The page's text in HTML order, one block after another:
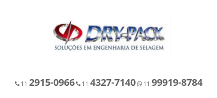
11 2915-0966 11 4327-7140 11 99919-8784